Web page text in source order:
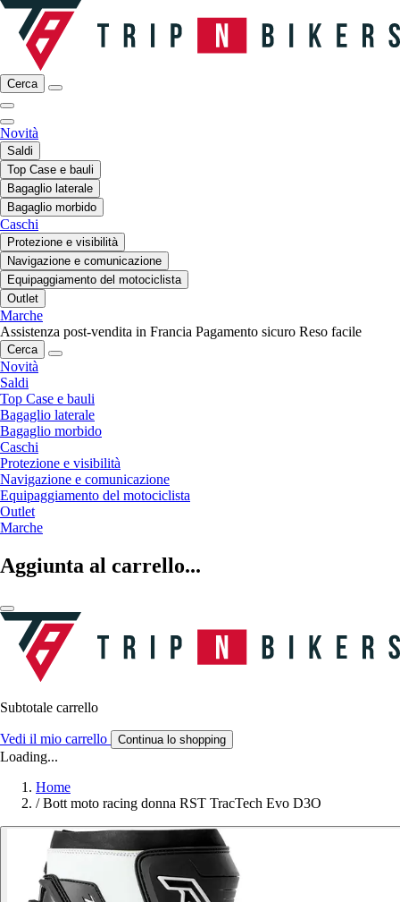
Cerca
Novità
Saldi
Top Case e bauli
Bagaglio laterale
Bagaglio morbido
Caschi
Protezione e visibilità
Navigazione e comunicazione
Equipaggiamento del motociclista
Outlet
Marche
Assistenza post-vendita in Francia Pagamento sicuro Reso facile
Cerca
Novità
Saldi
Top Case e bauli
Bagaglio laterale
Bagaglio morbido
Caschi
Protezione e visibilità
Navigazione e comunicazione
Equipaggiamento del motociclista
Outlet
Marche
Aggiunta al carrello...
Subtotale carrello
Vedi il mio carrello Continua lo shopping
Loading...
Home
/ Bott moto racing donna RST TracTech Evo D3O